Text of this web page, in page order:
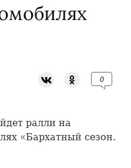
0
ралли на
«Бархатный сезон.